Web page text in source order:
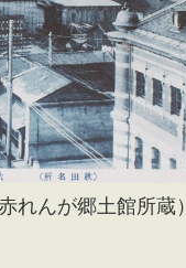
れんが郷土館所蔵）